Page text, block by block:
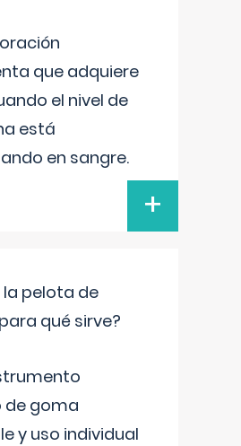
que adquiere
el nivel de
está
en sangre.
+
la pelota de
qué sirve?
de goma
y uso individual